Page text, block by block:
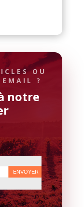
OU
?
notre